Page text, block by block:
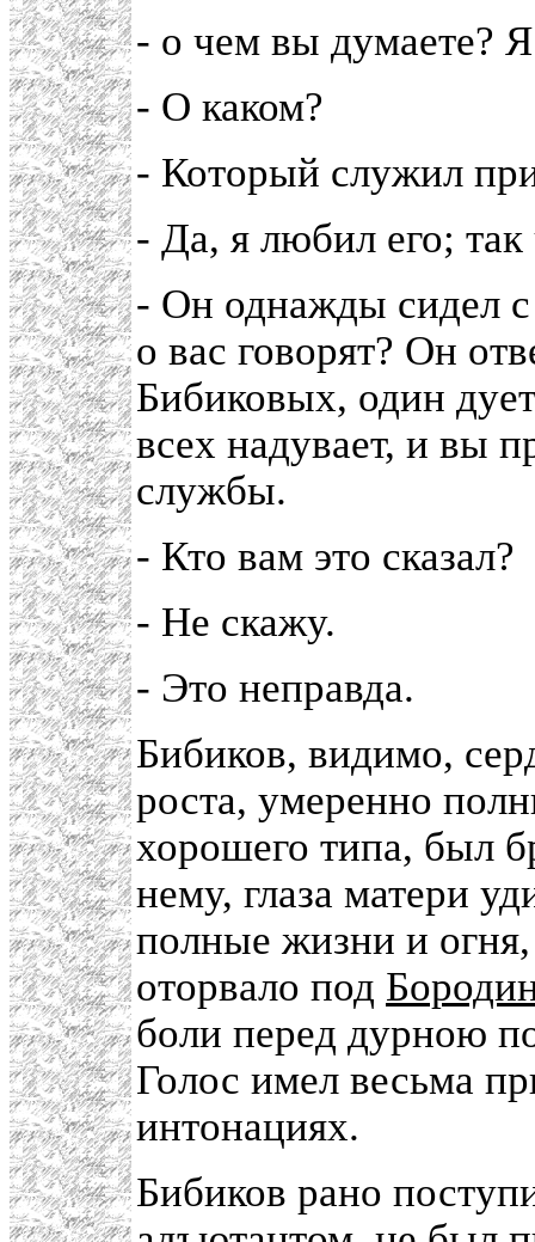
- о чем вы думаете?
- О каком?
- Который служил
- Да, я любил его;
- Он однажды сидел с
о вас говорят? Он
Бибиковых, один
всех надувает, и вы
службы.
- Кто вам это сказал?
- Не скажу.
- Это неправда.
Бибиков, видимо,
роста, умеренно
хорошего типа, был
нему, глаза матери
полные жизни и
оторвало под
боли перед дурною
Голос имел весьма
интонациях.
Бибиков рано